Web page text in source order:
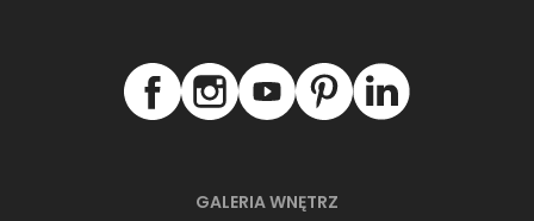
GALERIA WNĘTRZ